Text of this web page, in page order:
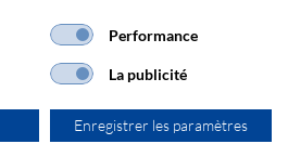
Frais de port
Performance
La publicité
Enregistrer les paramètres